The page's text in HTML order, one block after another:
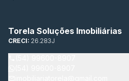
Torela Soluções Imobiliárias
CRECI: 26.283J